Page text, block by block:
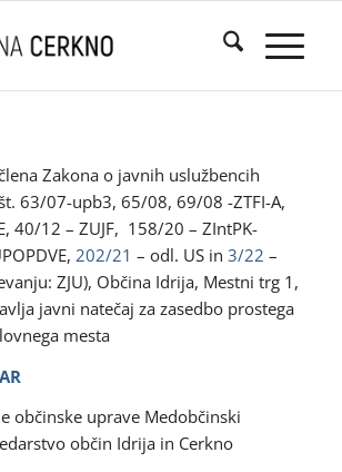
Zakona o javnih uslužbencih
63/07-upb3, 65/08, 69/08 -ZTFI-A,
40/12 – ZUJF, 158/20 – ZIntPK-
202/21 – odl. US in 3/22 –
ZJU), Občina Idrija, Mestni trg 1,
javni natečaj za zasedbo prostega
mesta
občinske uprave Medobčinski
občin Idrija in Cerkno